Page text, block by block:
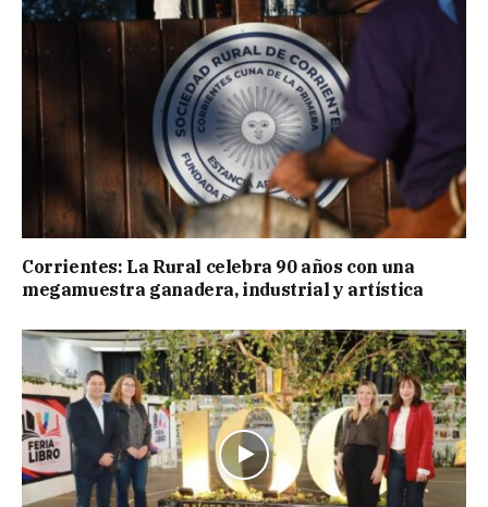
Corrientes: La Rural celebra 90 años con una
megamuestra ganadera, industrial y artística